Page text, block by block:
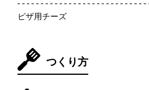
ピザ用チーズ
つくり方